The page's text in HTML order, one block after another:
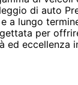
di auto
a lungo
per
ed eccellenza